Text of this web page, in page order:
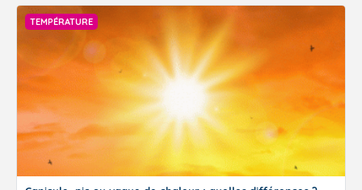
TEMPÉRATURE